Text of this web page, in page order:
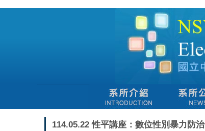
114.05.22 性平講座：數位性別暴力防治